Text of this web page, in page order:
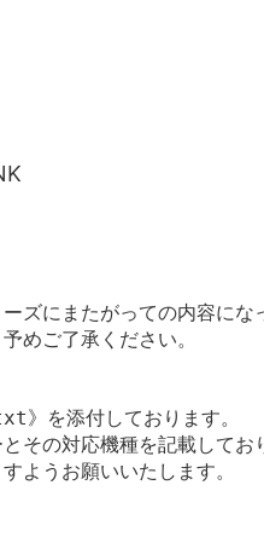
ズにまたがっての内容に
めご了承ください。
を添付しております。
その対応機種を記載してお
ようお願いいたします。